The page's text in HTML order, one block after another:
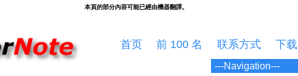
首页 前 100 名 联系方式 下载